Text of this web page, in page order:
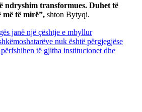
ndryshim transformues. Duhet të
më të mirë”, shton Bytyqi.
janë një çështje e mbyllur
nuk është përgjegjëse
të gjitha institucionet dhe